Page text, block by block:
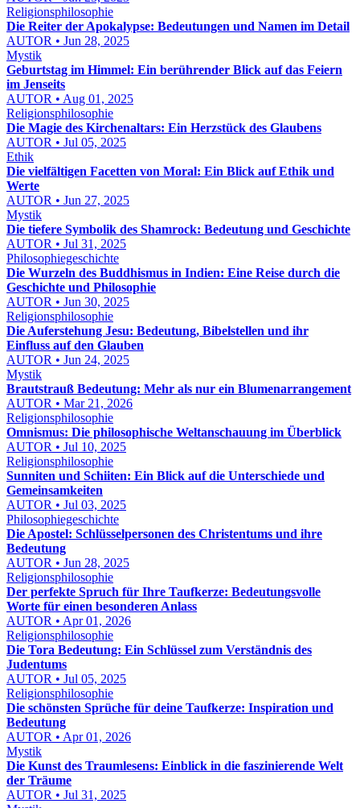
Religionsphilosophie
Die Reiter der Apokalypse: Bedeutungen und Namen im Detail
AUTOR • Jun 28, 2025
Mystik
Geburtstag im Himmel: Ein berührender Blick auf das Feiern
im Jenseits
AUTOR • Aug 01, 2025
Religionsphilosophie
Die Magie des Kirchenaltars: Ein Herzstück des Glaubens
AUTOR • Jul 05, 2025
Ethik
Die vielfältigen Facetten von Moral: Ein Blick auf Ethik und
Werte
AUTOR • Jun 27, 2025
Mystik
Die tiefere Symbolik des Shamrock: Bedeutung und Geschichte
AUTOR • Jul 31, 2025
Philosophiegeschichte
Die Wurzeln des Buddhismus in Indien: Eine Reise durch die
Geschichte und Philosophie
AUTOR • Jun 30, 2025
Religionsphilosophie
Die Auferstehung Jesu: Bedeutung, Bibelstellen und ihr
Einfluss auf den Glauben
AUTOR • Jun 24, 2025
Mystik
Brautstrauß Bedeutung: Mehr als nur ein Blumenarrangement
AUTOR • Mar 21, 2026
Religionsphilosophie
Omnismus: Die philosophische Weltanschauung im Überblick
AUTOR • Jul 10, 2025
Religionsphilosophie
Sunniten und Schiiten: Ein Blick auf die Unterschiede und
Gemeinsamkeiten
AUTOR • Jul 03, 2025
Philosophiegeschichte
Die Apostel: Schlüsselpersonen des Christentums und ihre
Bedeutung
AUTOR • Jun 28, 2025
Religionsphilosophie
Der perfekte Spruch für Ihre Taufkerze: Bedeutungsvolle
Worte für einen besonderen Anlass
AUTOR • Apr 01, 2026
Religionsphilosophie
Die Tora Bedeutung: Ein Schlüssel zum Verständnis des
Judentums
AUTOR • Jul 05, 2025
Religionsphilosophie
Die schönsten Sprüche für deine Taufkerze: Inspiration und
Bedeutung
AUTOR • Apr 01, 2026
Mystik
Die Kunst des Traumlesens: Einblick in die faszinierende Welt
der Träume
AUTOR • Jul 31, 2025